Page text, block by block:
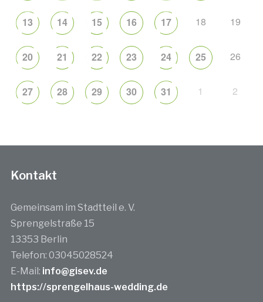
13 14 15 16 17 18 19
20 21 22 23 24 25 26
27 28 29 30 31 1 2
Kontakt
Gemeinsam im Stadtteil e. V.
Sprengelstraße 15
13353 Berlin
Telefon: 03045028524
E-Mail: info@gisev.de
https://sprengelhaus-wedding.de